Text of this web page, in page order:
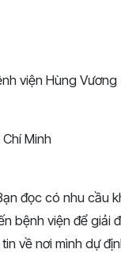
viện Hùng Vương
Minh
đọc có nhu cầu
bệnh viện để giải
về nơi mình dự